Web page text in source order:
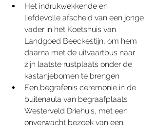
Het indrukwekkende en
liefdevolle afscheid van een jonge
vader in het Koetshuis van
Landgoed Beeckestijn, om hem
daarna met de uitvaartbus naar
zijn laatste rustplaats onder de
kastanjebomen te brengen
Een begrafenis ceremonie in de
buitenaula van begraafplaats
Westerveld Driehuis, met een
onverwacht bezoek van een